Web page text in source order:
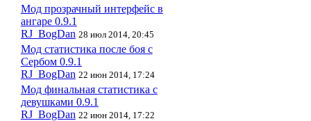
Мод прозрачный интерфейс в
ангаре 0.9.1
RJ_BogDan 28 июл 2014, 20:45
Мод статистика после боя с
Сербом 0.9.1
RJ_BogDan 22 июн 2014, 17:24
Мод финальная статистика с
девушками 0.9.1
RJ_BogDan 22 июн 2014, 17:22